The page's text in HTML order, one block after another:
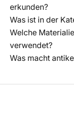
erkunden?
Was ist in der
Welche
verwendet?
Was macht